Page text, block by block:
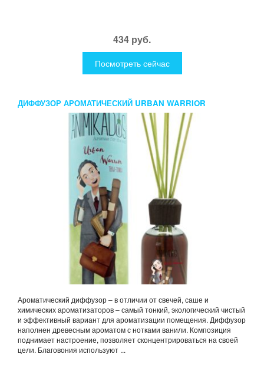
434 руб.
Посмотреть сейчас
ДИФФУЗОР АРОМАТИЧЕСКИЙ URBAN WARRIOR
ANIMIKADOS 100 МЛ
Ароматический диффузор – в отличии от свечей, саше и
химических ароматизаторов – самый тонкий, экологический чистый
и эффективный вариант для ароматизации помещения. Диффузор
наполнен древесным ароматом с нотками ванили. Композиция
поднимает настроение, позволяет сконцентрироваться на своей
цели. Благовония используют ...